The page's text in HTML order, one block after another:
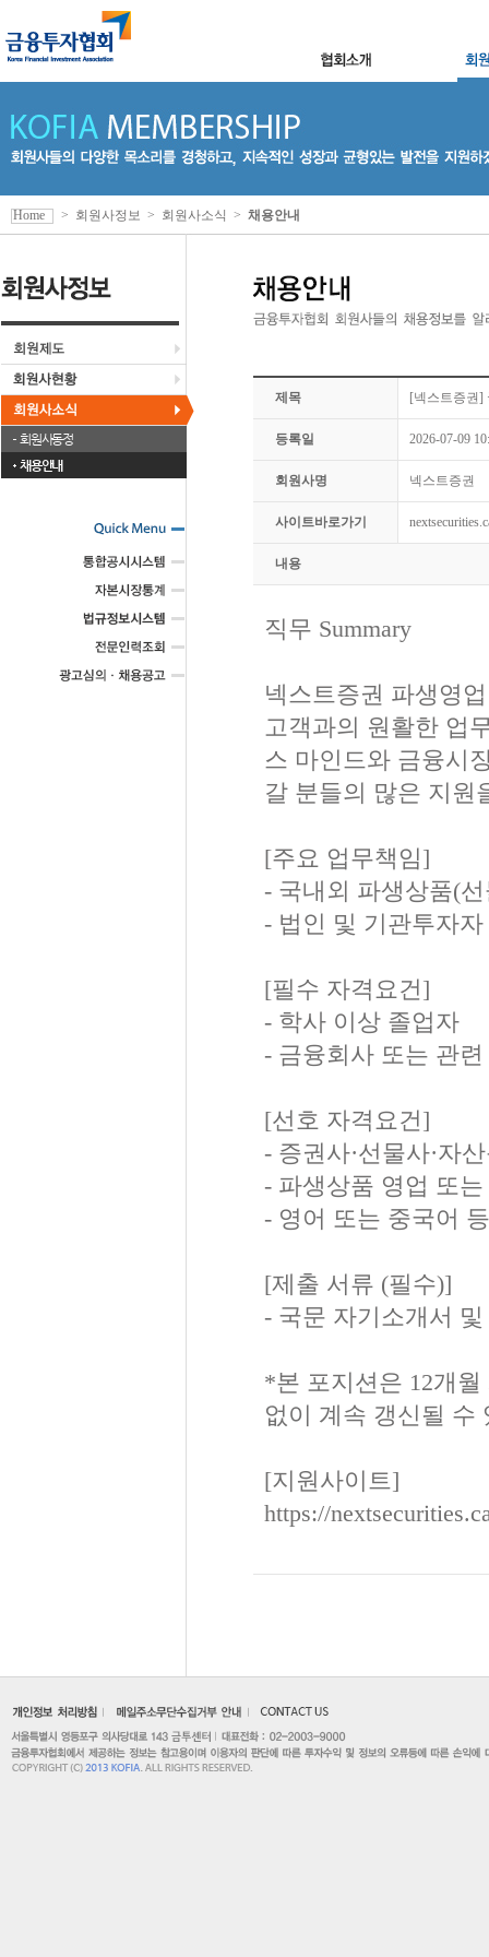
회원사동정
채용안내
Home > 회원사정보 > 회원사소식 > 채용안내
제목 [넥스트증권]
등록일 2026-07-09
회원사명 넥스트증권
사이트바로가기
내용
직무 Summary
넥스트증권 파생영
고객과의 원활한 업
스 마인드와 금융시
갈 분들의 많은 지원
[주요 업무책임]
- 국내외 파생상품(
- 법인 및 기관투자
[필수 자격요건]
- 학사 이상 졸업자
- 금융회사 또는 관
[선호 자격요건]
- 증권사·선물사·자
- 파생상품 영업 또
- 영어 또는 중국어
[제출 서류 (필수)]
- 국문 자기소개서
*본 포지션은 12개
없이 계속 갱신될 수
[지원사이트]
https://